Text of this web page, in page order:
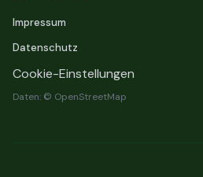
Impressum
Datenschutz
Cookie-Einstellungen
Daten: © OpenStreetMap